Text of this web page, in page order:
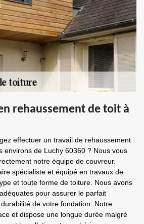
rehaussement de toit à
effectuer un travail de rehaussement
environs de Luchy 60360 ? Nous vous
notre équipe de couvreur.
spécialiste et équipé en travaux de
et toute forme de toiture. Nous avons
pour assurer le parfait
de votre fondation. Notre
et dispose une longue durée malgré